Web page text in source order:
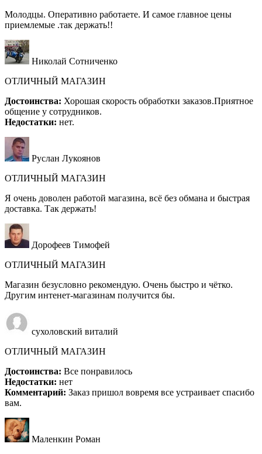
Молодцы. Оперативно работаете. И самое главное цены
приемлемые .так держать!!
Николай Сотниченко
ОТЛИЧНЫЙ МАГАЗИН
Достоинства: Хорошая скорость обработки заказов.Приятное
общение у сотрудников.
Недостатки: нет.
Руслан Лукоянов
ОТЛИЧНЫЙ МАГАЗИН
Я очень доволен работой магазина, всё без обмана и быстрая
доставка. Так держать!
Дорофеев Тимофей
ОТЛИЧНЫЙ МАГАЗИН
Магазин безусловно рекомендую. Очень быстро и чётко.
Другим интенет-магазинам получится бы.
сухоловский виталий
ОТЛИЧНЫЙ МАГАЗИН
Достоинства: Все понравилось
Недостатки: нет
Комментарий: Заказ пришол вовремя все устраивает спасибо
вам.
Маленкин Роман